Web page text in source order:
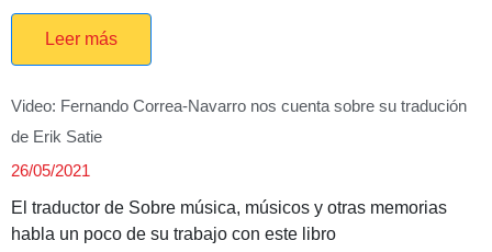
Leer más
Video: Fernando Correa-Navarro nos cuenta sobre su tradución
de Erik Satie
26/05/2021
El traductor de Sobre música, músicos y otras memorias
habla un poco de su trabajo con este libro